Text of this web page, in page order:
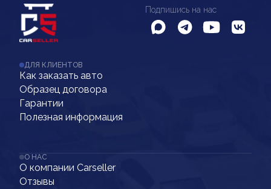
Подпишись на нас
ДЛЯ КЛИЕНТОВ
Как заказать авто
Образец договора
Гарантии
Полезная информация
О НАС
О компании Carseller
Отзывы